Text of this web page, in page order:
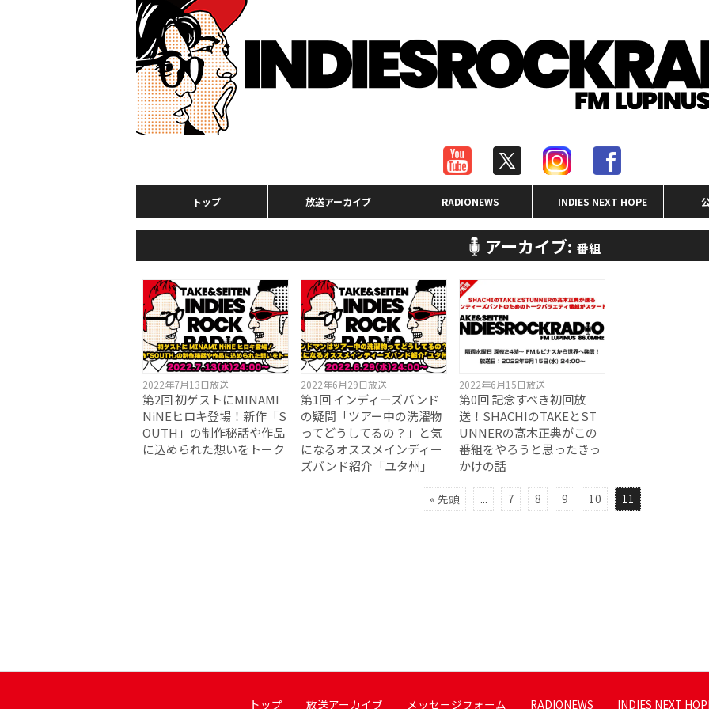
トップ 放送アーカイブ RADIONEWS INDIES NEXT HOPE
アーカイブ: 番組
2022年7月13日放送
第2回 初ゲストにMINAMI
NiNEヒロキ登場！新作「S
OUTH」の制作秘話や作品
に込められた想いをトーク
2022年6月29日放送
第1回 インディーズバンド
の疑問「ツアー中の洗濯物
ってどうしてるの？」と気
になるオススメインディー
ズバンド紹介「ユタ州」
2022年6月15日放送
第0回 記念すべき初回放
送！SHACHIのTAKEとST
UNNERの髙木正典がこの
番組をやろうと思ったきっ
かけの話
« 先頭 ... 7 8 9 10 11
トップ 放送アーカイブ メッセージフォーム RADIONEWS INDIES NEXT